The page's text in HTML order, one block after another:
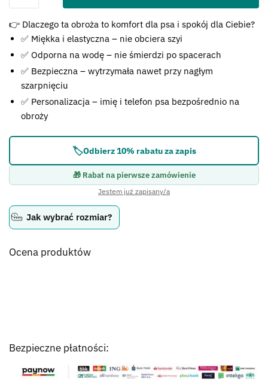
Błąd:Brak formularza kontaktowego.
👉 Dlaczego ta obroża to komfort dla psa i spokój dla Ciebie?
✅ Miękka i elastyczna – nie obciera szyi
✅ Odporna na wodę – nie śmierdzi po spacerach
✅ Bezpieczna – wytrzymała nawet przy nagłym
szarpnięciu
✅ Personalizacja – imię i telefon psa bezpośrednio na
obroży
🏷️Odbierz 10% rabatu za zapis
🎁 Rabat na pierwsze zamówienie
Jestem już zapisany/a
Jak wybrać rozmiar?
Ocena produktów
Bezpieczne płatności: